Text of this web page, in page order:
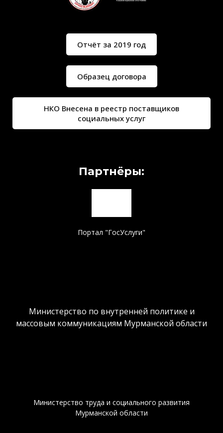
Отчёт за 2019 год
Образец договора
НКО Внесена в реестр поставщиков
социальных услуг
Партнёры:
Портал "ГосУслуги"
Министерство по внутренней политике и
массовым коммуникациям Мурманской области
Министерство труда и социального развития
Мурманской области